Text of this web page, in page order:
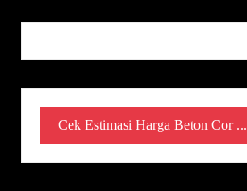
Cek Estimasi Harga Beton Cor ...